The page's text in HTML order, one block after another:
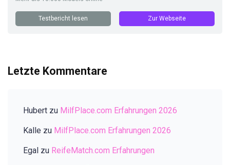
Testbericht lesen Zur Webseite
Letzte Kommentare
Hubert zu MilfPlace.com Erfahrungen 2026
Kalle zu MilfPlace.com Erfahrungen 2026
Egal zu ReifeMatch.com Erfahrungen